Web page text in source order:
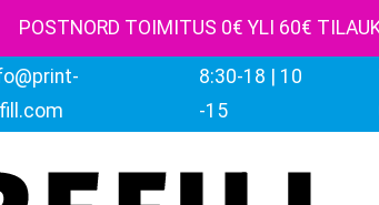
POSTNORD TOIMITUS 0€ YLI 60€
8:30-18 | 10
-15